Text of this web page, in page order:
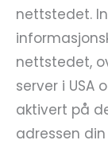
nettstedet.
nettstedet,
server i USA
aktivert på
adressen